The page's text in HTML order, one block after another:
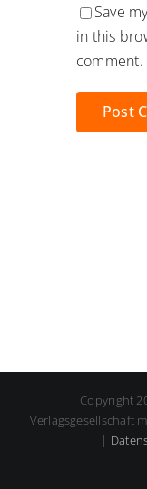
Save
in this
comment.
Copyright
Verlagsgesellschaft
|